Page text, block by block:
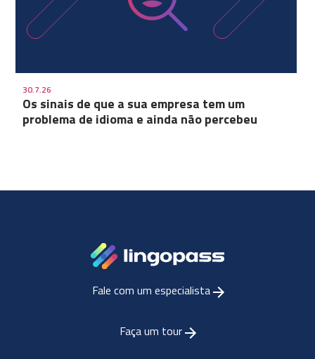
30.7.26
Os sinais de que a sua empresa tem um
problema de idioma e ainda não percebeu
Fale com um especialista
Faça um tour